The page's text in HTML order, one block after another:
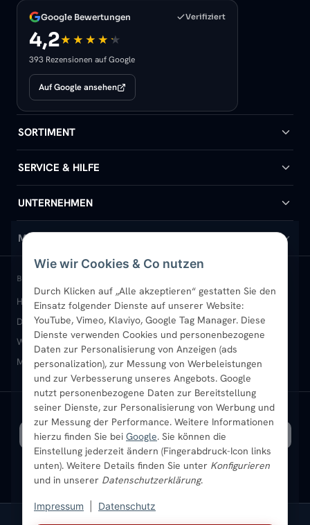
Wie wir Cookies & Co nutzen
Durch Klicken auf „Alle akzeptieren“ gestatten Sie den
Einsatz folgender Dienste auf unserer Website:
YouTube, Vimeo, Klaviyo, Google Tag Manager. Diese
Dienste verwenden Cookies und personenbezogene
Daten zur Personalisierung von Anzeigen (ads
personalization), zur Messung von Werbeleistungen
und zur Verbesserung unseres Angebots. Google
nutzt personenbezogene Daten zur Bereitstellung
seiner Dienste, zur Personalisierung von Werbung und
zur Messung der Performance. Weitere Informationen
hierzu finden Sie bei Google. Sie können die
Einstellung jederzeit ändern (Fingerabdruck-Icon links
unten). Weitere Details finden Sie unter Konfigurieren
und in unserer Datenschutzerklärung.
Impressum Datenschutz
Google Bewertungen Verifiziert
4,2
393 Rezensionen auf Google
Auf Google ansehen
SORTIMENT
Badheizkörper
Handtuchheizkörper
Design-Heizkörper
Paneelheizkörper
Vertikal-Heizkörper
Heizkörper-Zubehör
SERVICE & HILFE
Hilfe & Kontakt
Versand & Lieferung
Rückgabe & Widerruf
Garantie & Gewährleistung
Montageservice vor Ort
Sendung verfolgen
UNTERNEHMEN
Wir über uns
Standort & Abholung Jüchen
B2B-Kunden
Karriere
Ratgeber
Bestpreisgarantie
MEIN KONTO
Anmelden / Mein Konto
Merkliste
Newsletter
Aktuelle Angebote
BELIEBTE KATEGORIEN
Heizkörper kaufenBadheizkörperHandtuchheizkörper
Design-HeizkörperPaneelheizkörperVertikal-Heizkörper
Wandheizkörper Wohnraum-Heizkörper Badheizkörper Schwarz
Mischbetrieb-HeizkörperHeizkörper-ZubehörAktuelle Angebote
VERSAND MIT